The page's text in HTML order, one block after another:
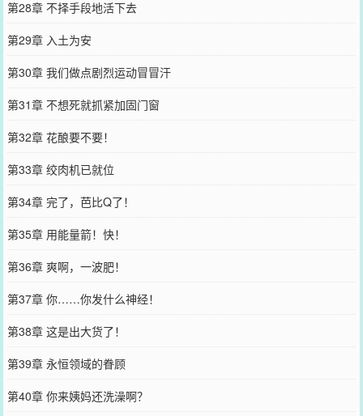
第28章 不择手段地活下去
第29章 入土为安
第30章 我们做点剧烈运动冒冒汗
第31章 不想死就抓紧加固门窗
第32章 花酿要不要！
第33章 绞肉机已就位
第34章 完了，芭比Q了！
第35章 用能量箭！快！
第36章 爽啊，一波肥！
第37章 你……你发什么神经！
第38章 这是出大货了！
第39章 永恒领域的眷顾
第40章 你来姨妈还洗澡啊？